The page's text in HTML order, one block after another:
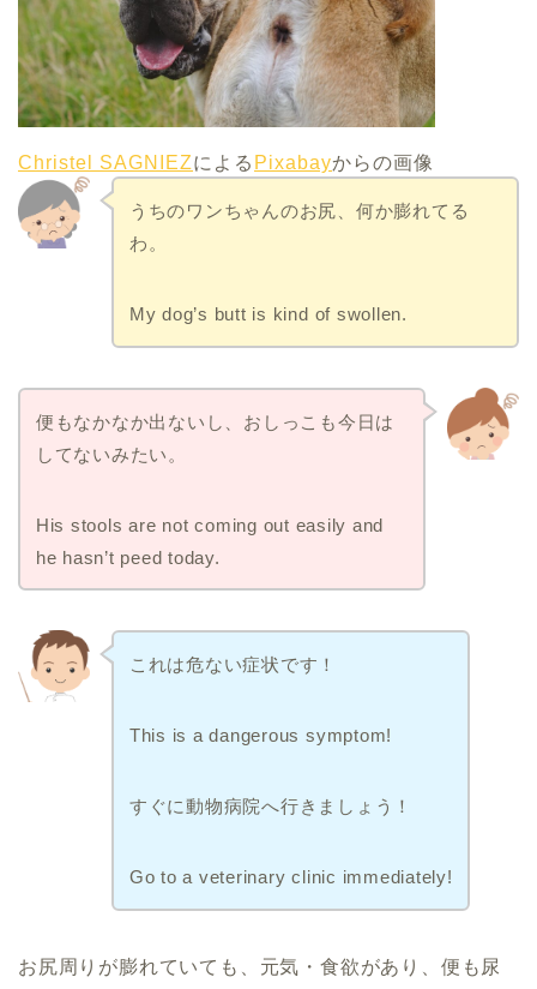
Christel SAGNIEZによる Pixabayからの画像
うちのワンちゃんのお尻、何か膨れてる
わ。
My dog’s butt is kind of swollen.
便もなかなか出ないし、おしっこも今日は
してないみたい。
His stools are not coming out easily and
he hasn’t peed today.
これは危ない症状です！
This is a dangerous symptom!
すぐに動物病院へ行きましょう！
Go to a veterinary clinic immediately!
お尻周りが膨れていても、元気・食欲があり、便も尿